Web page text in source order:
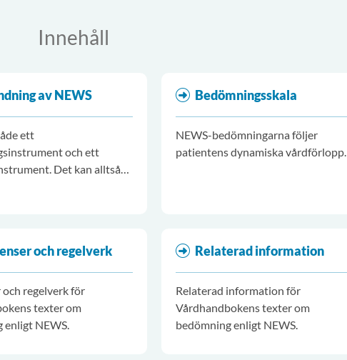
Innehåll
av NEWS
ett
och ett
Det kan alltså
plötslig oväntad död.
Bedömningsskala
NEWS-bedömningarna följer
patientens dynamiska vårdförlopp.
och regelverk
och regelverk för
texter om
enligt NEWS.
Relaterad information
Relaterad information för
Vårdhandbokens texter om
bedömning enligt NEWS.